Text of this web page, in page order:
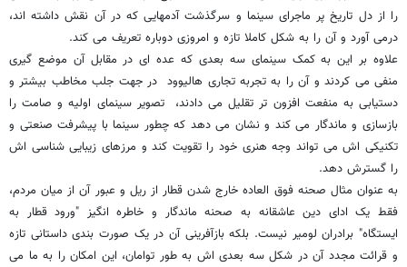
را از دل تاریخ پر ماجرای سینما و سرگذشت آدمهایی که در آن نقش داشته اند،
درمی آورد و آن را به شکل کاملا تازه و امروزی دوباره تعریف می کند.
علاوه بر این به کمک سینمای سه بعدی که عده ای در مقابل آن موضع گیری
منفی می کردند و آن را به تجربه تجاری هالیوود در جهت جلب مخاطب بیشتر و
دستیابی به منفعت افزون تر تقلیل می دادند، تصویر سینمای اولیه و صامت را
بازسازی و ماندگار می کند و نشان می دهد که چطور سینما با پیشرفت صنعتی و
تکنیکی اش می تواند وجه هنری خود را تقویت کند و مرزهای زیبایی شناسی اش
را گسترش دهد.
به عنوان مثال صحنه فوق العاده خارج شدن قطار از ریل و عبور آن از میان مردم،
فقط یک ادای دین عاشقانه به صحنه ماندگار و خاطره انگیز "ورود قطار به
ایستگاه" برادران لومیر نیست. بلکه بازآفرینی آن در یک صورت بندی داستانی تازه
و قرائت مجدد آن در شکل سه بعدی اش به طور توامان، این امکان را به ما می